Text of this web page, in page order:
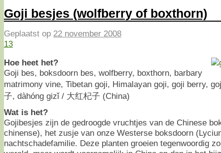
Goji besjes (wolfberry of boxthorn)
Geplaatst op 22 november 2008
13
Hoe heet het?
Goji bes, boksdoorn bes, wolfberry, boxthorn, barbary
matrimony vine, Tibetan goji, Himalayan goji, goji berry,
子, dàhóng gizǐ / 大红杞子 (China)
Wat is het?
Gojibesjes zijn de gedroogde vruchtjes van de Chinese
chinense), het zusje van onze Westerse boksdoorn
nachtschadefamilie. Deze planten groeien tegenwoordig